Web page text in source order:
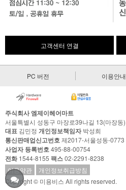
고객센터 연결
PC 버전 이용안내
주식회사 엠제이헤어마트
서울특별시 성동구 마장로39나길 13(마장동)
대표 김민정 개인정보책임자박성희
통신판매업신고번호제2017-서울성동-0773
사업자 등록번호495-88-00754
전화1544-8155 팩스02-2291-8238
이용약관
개인정보취급방침
Copyright © 미용비스 All rights reserved.